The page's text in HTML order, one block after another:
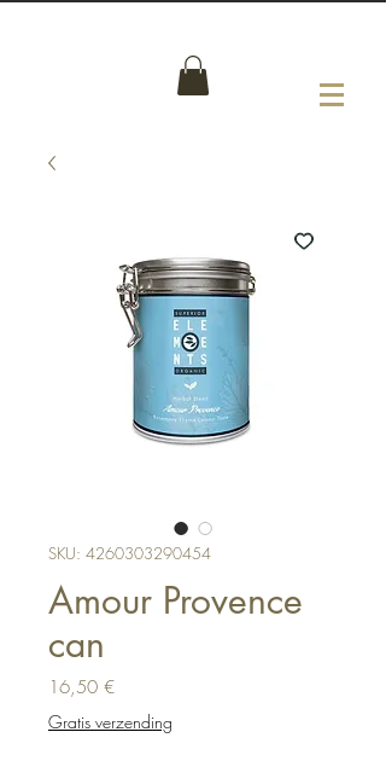
SKU: 4260303290454
Amour Provence
can
16,50 €Prezzo
Gratis verzending